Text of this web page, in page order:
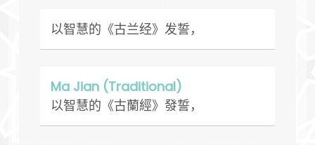
以智慧的《古兰经》发誓，
Ma Jian (Traditional)
以智慧的《古蘭經》發誓，